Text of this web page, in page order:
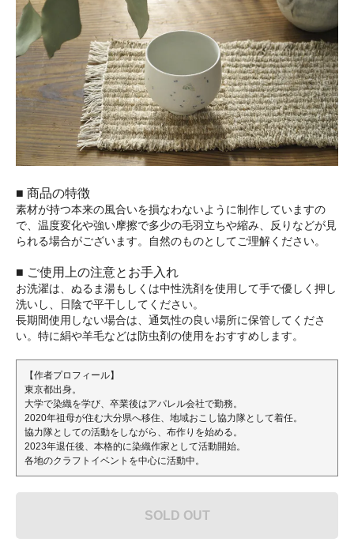
■ 商品の特徴
素材が持つ本来の風合いを損なわないように制作していますの
で、温度変化や強い摩擦で多少の毛羽立ちや縮み、反りなどが見
られる場合がございます。自然のものとしてご理解ください。
■ ご使用上の注意とお手入れ
お洗濯は、ぬるま湯もしくは中性洗剤を使用して手で優しく押し
洗いし、日陰で平干ししてください。
長期間使用しない場合は、通気性の良い場所に保管してくださ
い。特に絹や羊毛などは防虫剤の使用をおすすめします。
【作者プロフィール】
東京都出身。
大学で染織を学び、卒業後はアパレル会社で勤務。
2020年祖母が住む大分県へ移住、地域おこし協力隊として着任。
協力隊としての活動をしながら、布作りを始める。
2023年退任後、本格的に染織作家として活動開始。
各地のクラフトイベントを中心に活動中。
SOLD OUT